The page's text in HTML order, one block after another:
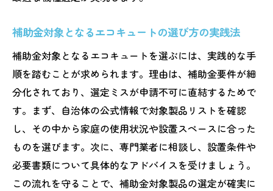
補助金対象となるエコキュートの選び方の実践法
補助金対象となるエコキュートを選ぶには、実践的な手
順を踏むことが求められます。理由は、補助金要件が細
分化されており、選定ミスが申請不可に直結するためで
す。まず、自治体の公式情報で対象製品リストを確認
し、その中から家庭の使用状況や設置スペースに合った
ものを選びます。次に、専門業者に相談し、設置条件や
必要書類について具体的なアドバイスを受けましょう。
この流れを守ることで、補助金対象製品の選定が確実に